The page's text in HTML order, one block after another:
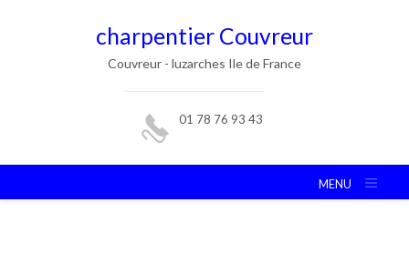
charpentier Couvreur
Couvreur - luzarches Ile de France
01 78 76 93 43
MENU